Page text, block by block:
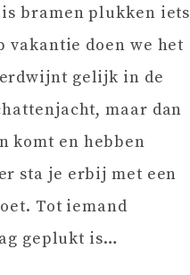
bramen plukken iets
vakantie doen we het
gelijk in de
maar dan
komt en hebben
sta je erbij met een
Tot iemand
geplukt is…